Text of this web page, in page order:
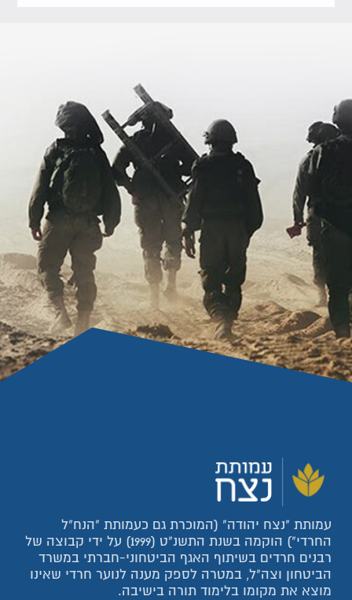
עמותת "נצח יהודה" (המוכרת גם כעמותת "הנח"ל
החרדי") הוקמה בשנת התשנ"ט (1999) על ידי קבוצה של
רבנים חרדים בשיתוף האגף הביטחוני-חברתי במשרד
הביטחון וצה"ל, במטרה לספק מענה לנוער חרדי שאינו
מוצא את מקומו בלימוד תורה בישיבה.